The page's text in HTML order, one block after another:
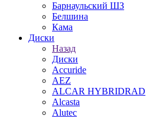
Барнаульский ШЗ
Белшина
Кама
Диски
Назад
Диски
Accuride
AEZ
ALCAR HYBRIDRAD
Alcasta
Alutec